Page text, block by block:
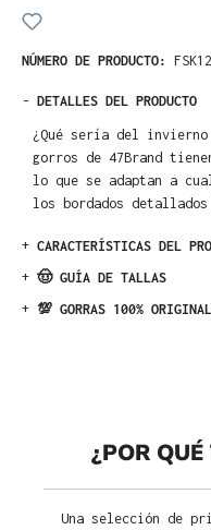
NÚMERO DE PRODUCTO:
- DETALLES DEL PRODUCTO
¿Qué sería del
gorros de 47Brand
lo que se adaptan a
los bordados
+ CARACTERÍSTICAS DEL
+ 🤠 GUÍA DE TALLAS
+ 💯 GORRAS 100%
¿POR QUÉ
Una selección de